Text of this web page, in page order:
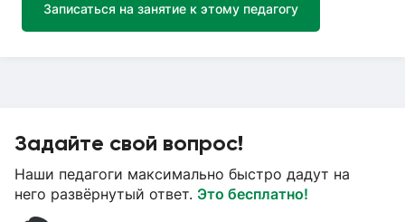
Записаться на занятие к этому педагогу
Задайте свой вопрос!
Наши педагоги максимально быстро дадут на
него развёрнутый ответ. Это бесплатно!